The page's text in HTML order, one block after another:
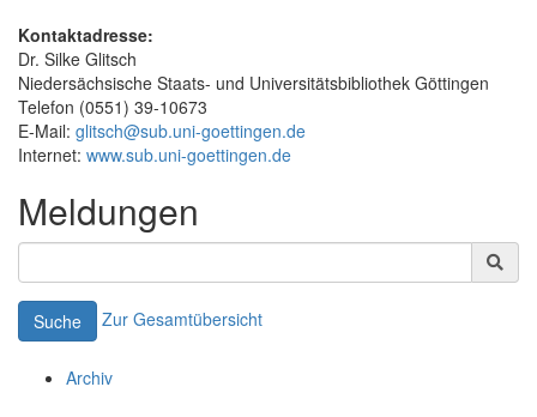
Kontaktadresse:
Dr. Silke Glitsch
Niedersächsische Staats- und Universitätsbibliothek Göttingen
Telefon (0551) 39-10673
E-Mail: glitsch@sub.uni-goettingen.de
Internet: www.sub.uni-goettingen.de
Meldungen
Suche Zur Gesamtübersicht
Archiv